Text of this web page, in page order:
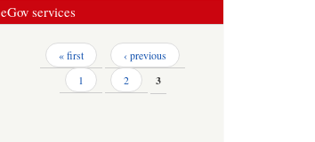
eGov services
Pages « first
‹ previous
1
2 3